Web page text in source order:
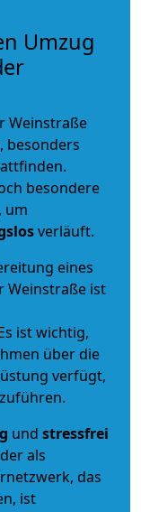
Umzug
Weinstraße
besonders
besondere
, um
verläuft.
eines
Weinstraße ist
ist wichtig,
über die
verfügt,
und stressfrei
als
das
ist